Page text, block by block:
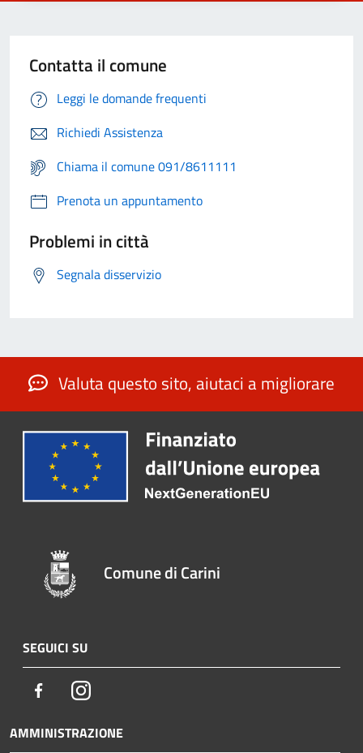
Contatta il comune
Leggi le domande frequenti
Richiedi Assistenza
Chiama il comune 091/8611111
Prenota un appuntamento
Problemi in città
Segnala disservizio
Valuta questo sito, aiutaci a migliorare
Comune di Carini
SEGUICI SU
FacebookInstagram
AMMINISTRAZIONE